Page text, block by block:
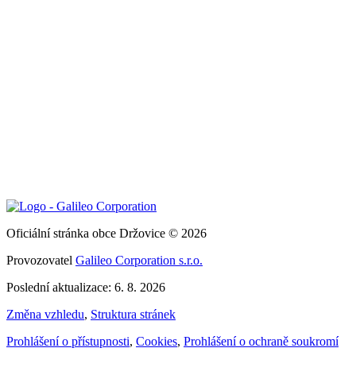
Oficiální stránka obce Držovice © 2026
Provozovatel Galileo Corporation s.r.o.
Poslední aktualizace: 6. 8. 2026
Změna vzhledu, Struktura stránek
Prohlášení o přístupnosti, Cookies, Prohlášení o ochraně soukromí